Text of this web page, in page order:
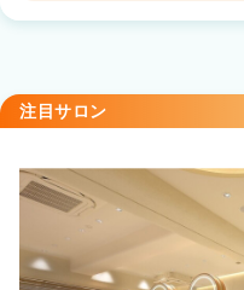
little×kuruku【リトル
注目サロン